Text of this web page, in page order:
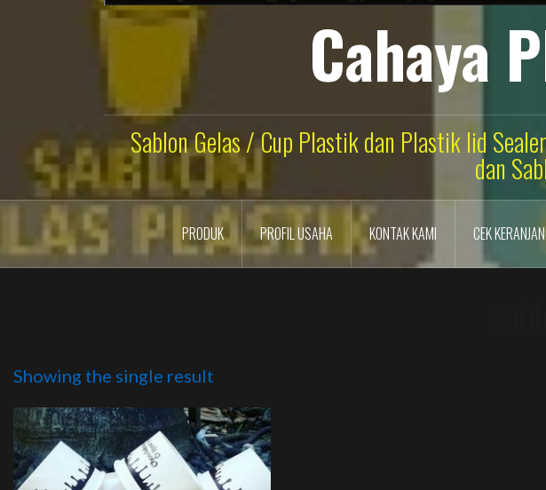
Cahaya
Sablon Gelas / Cup Plastik dan Plastik lid
dan
PRODUK PROFIL USAHA KONTAK KAMI CEK
Showing the single result